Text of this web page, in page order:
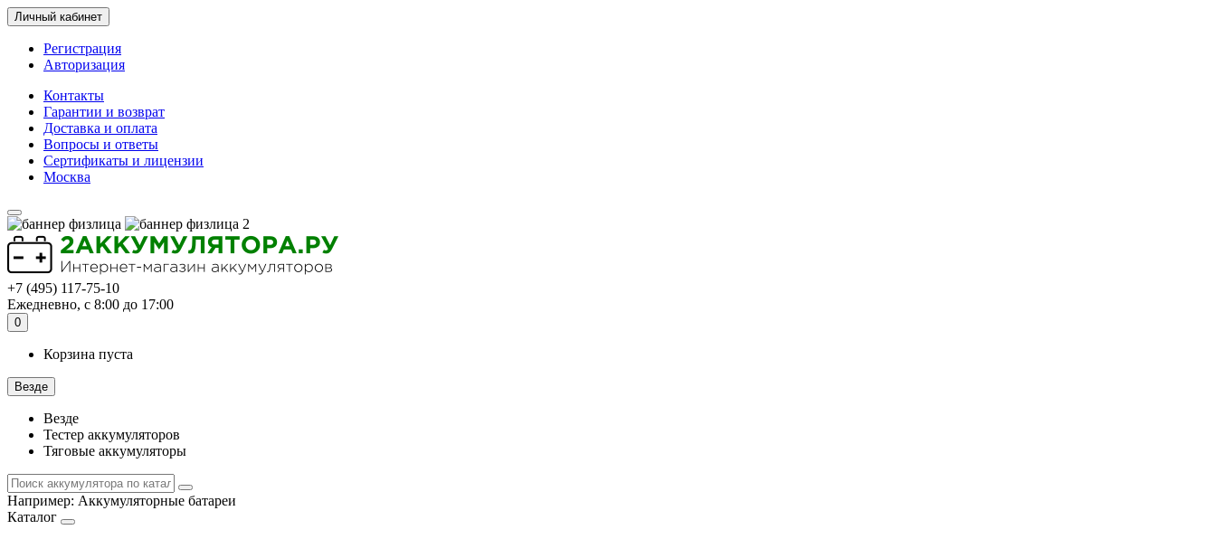
Личный кабинет
Регистрация
Авторизация
Контакты
Гарантии и возврат
Доставка и оплата
Вопросы и ответы
Сертификаты и лицензии
Москва
+7 (495) 117-75-10
Ежедневно, с 8:00 до 17:00
0
Корзина пуста
Везде
Везде
Тестер аккумуляторов
Тяговые аккумуляторы
Например: Аккумуляторные батареи
Каталог